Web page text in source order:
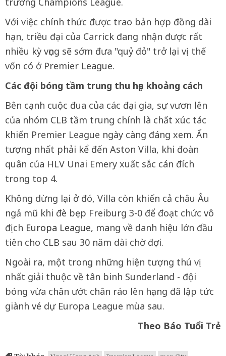
Với việc chính thức được trao bản hợp đồng dài
hạn, triều đại của Carrick đang nhận được rất
nhiều kỳ vọng sẽ sớm đưa "quỷ đỏ" trở lại vị thế
vốn có ở Premier League.
Các đội bóng tầm trung thu hẹp khoảng cách
Bên cạnh cuộc đua của các đại gia, sự vươn lên
của nhóm CLB tầm trung chính là chất xúc tác
khiến Premier League ngày càng đáng xem. Ấn
tượng nhất phải kể đến Aston Villa, khi đoàn
quân của HLV Unai Emery xuất sắc cán đích
trong top 4.
Không dừng lại ở đó, Villa còn khiến cả châu Âu
ngả mũ khi đè bẹp Freiburg 3-0 để đoạt chức vô
địch Europa League, mang về danh hiệu lớn đầu
tiên cho CLB sau 30 năm dài chờ đợi.
Ngoài ra, một trong những hiện tượng thú vị
nhất giải thuộc về tân binh Sunderland - đội
bóng vừa chân ướt chân ráo lên hạng đã lập tức
giành vé dự Europa League mùa sau.
Theo Báo Tuổi Trẻ